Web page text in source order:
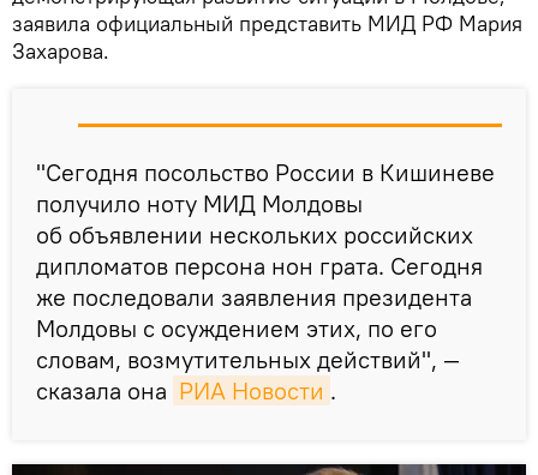
заявила официальный представить МИД РФ Мария
Захарова.
"Сегодня посольство России в Кишиневе
получило ноту МИД Молдовы
об объявлении нескольких российских
дипломатов персона нон грата. Сегодня
же последовали заявления президента
Молдовы с осуждением этих, по его
словам, возмутительных действий", —
сказала она РИА Новости .